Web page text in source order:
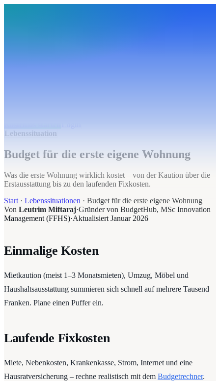
Lebenssituation
Budget für die erste eigene Wohnung
Was die erste Wohnung wirklich kostet – von der Kaution über die
Erstausstattung bis zu den laufenden Fixkosten.
Start · Lebenssituationen · Budget für die erste eigene Wohnung
Von Leutrim Miftaraj·Gründer von BudgetHub, MSc Innovation
Management (FFHS)·Aktualisiert Januar 2026
Einmalige Kosten
Mietkaution (meist 1–3 Monatsmieten), Umzug, Möbel und
Haushaltsausstattung summieren sich schnell auf mehrere Tausend
Franken. Plane einen Puffer ein.
Laufende Fixkosten
Miete, Nebenkosten, Krankenkasse, Strom, Internet und eine
Hausratversicherung – rechne realistisch mit dem Budgetrechner.